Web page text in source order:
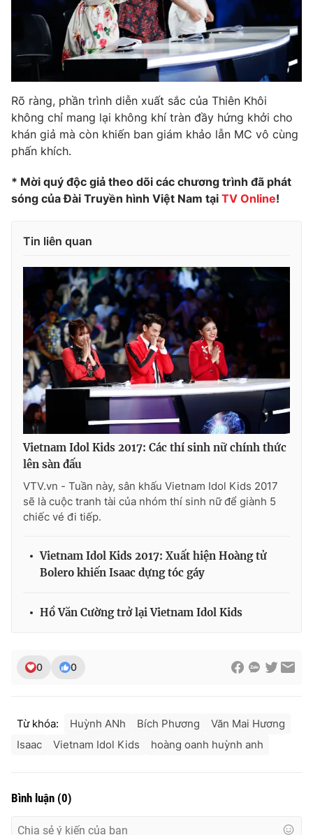
Rõ ràng, phần trình diễn xuất sắc của Thiên Khôi
không chỉ mang lại không khí tràn đầy hứng khởi cho
khán giả mà còn khiến ban giám khảo lẫn MC vô cùng
phấn khích.
* Mời quý độc giả theo dõi các chương trình đã phát
sóng của Đài Truyền hình Việt Nam tại TV Online!
Tin liên quan
Vietnam Idol Kids 2017: Các thí sinh nữ chính thức
lên sàn đấu
VTV.vn - Tuần này, sân khấu Vietnam Idol Kids 2017
sẽ là cuộc tranh tài của nhóm thí sinh nữ để giành 5
chiếc vé đi tiếp.
Vietnam Idol Kids 2017: Xuất hiện Hoàng tử
Bolero khiến Isaac dựng tóc gáy
Hồ Văn Cường trở lại Vietnam Idol Kids
0 0
Từ khóa: Huỳnh ANh Bích Phương
Văn Mai Hương
Isaac
Vietnam Idol Kids hoàng oanh huỳnh anh
Bình luận (0)